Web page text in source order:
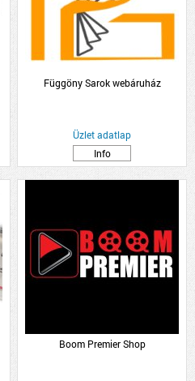
Függöny Sarok webáruház
Üzlet adatlap
Info
Boom Premier Shop